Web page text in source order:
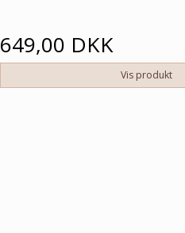
649,00 DKK
Vis produkt